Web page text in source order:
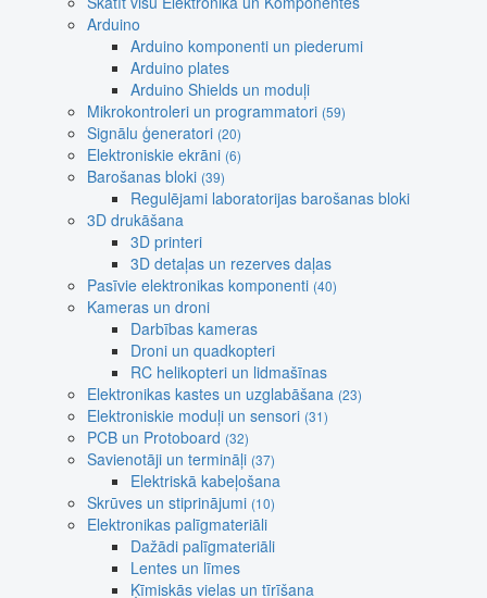
Arduino
Arduino komponenti un piederumi
Arduino plates
Arduino Shields un moduļi
Mikrokontroleri un programmatori (59)
Signālu ģeneratori (20)
Elektroniskie ekrāni (6)
Barošanas bloki (39)
Regulējami laboratorijas barošanas bloki
3D drukāšana
3D printeri
3D detaļas un rezerves daļas
Pasīvie elektronikas komponenti (40)
Kameras un droni
Darbības kameras
Droni un quadkopteri
RC helikopteri un lidmašīnas
Elektronikas kastes un uzglabāšana (23)
Elektroniskie moduļi un sensori (31)
PCB un Protoboard (32)
Savienotāji un termināļi (37)
Elektriskā kabeļošana
Skrūves un stiprinājumi (10)
Elektronikas palīgmateriāli
Dažādi palīgmateriāli
Lentes un līmes
Ķīmiskās vielas un tīrīšana